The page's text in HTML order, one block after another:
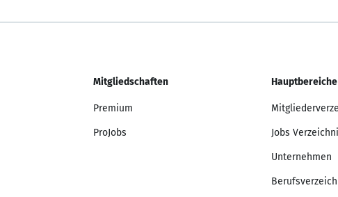
Mitgliedschaften
Premium
ProJobs
Hauptbereiche
Jobs
Unternehmen